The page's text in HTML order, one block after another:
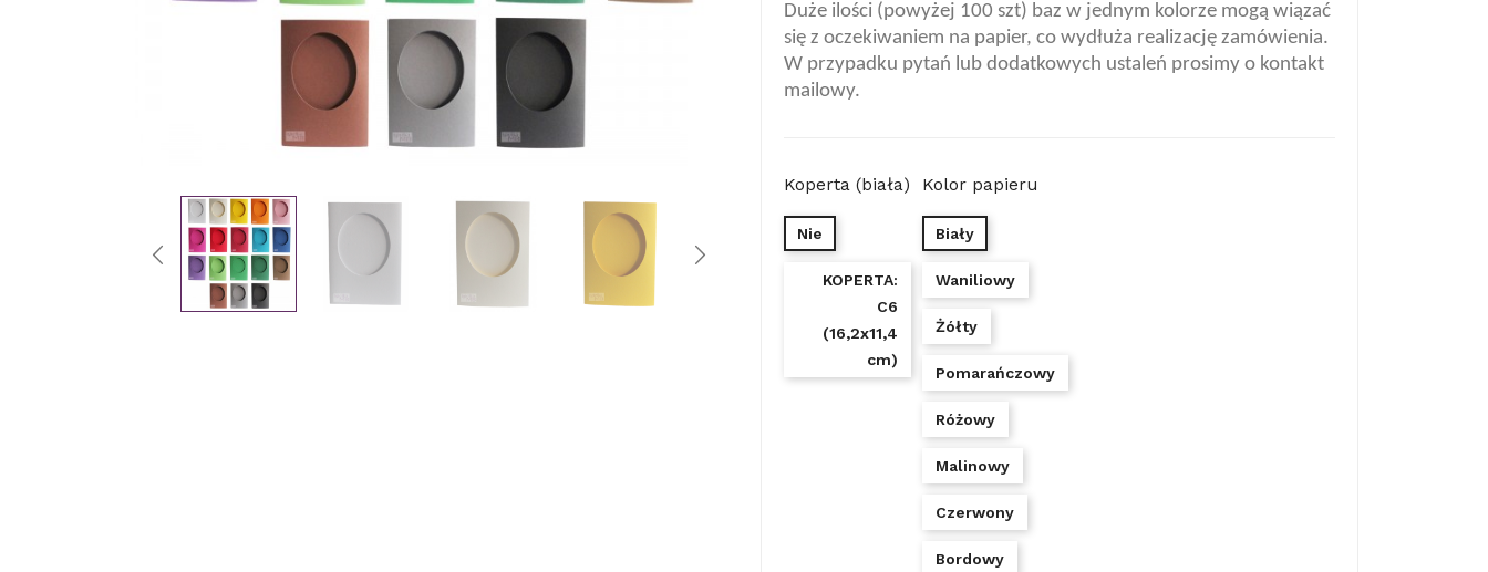
Duże ilości (powyżej 100 szt) baz w jednym kolorze mogą wiązać
się z oczekiwaniem na papier, co wydłuża realizację zamówienia.
W przypadku pytań lub dodatkowych ustaleń prosimy o kontakt
mailowy.
Koperta (biała)
Nie
KOPERTA:
C6
(16,2x11,4
cm)
Kolor papieru
Biały
Waniliowy
Żółty
Pomarańczowy
Różowy
Malinowy
Czerwony
Bordowy